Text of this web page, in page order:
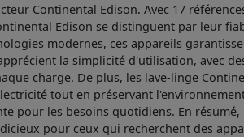
Continental Edison. Avec 17
Edison se distinguent par leur
modernes, ces appareils
la simplicité d'utilisation, avec
charge. De plus, les lave-linge
tout en préservant
pour les besoins quotidiens. En
pour ceux qui recherchent des